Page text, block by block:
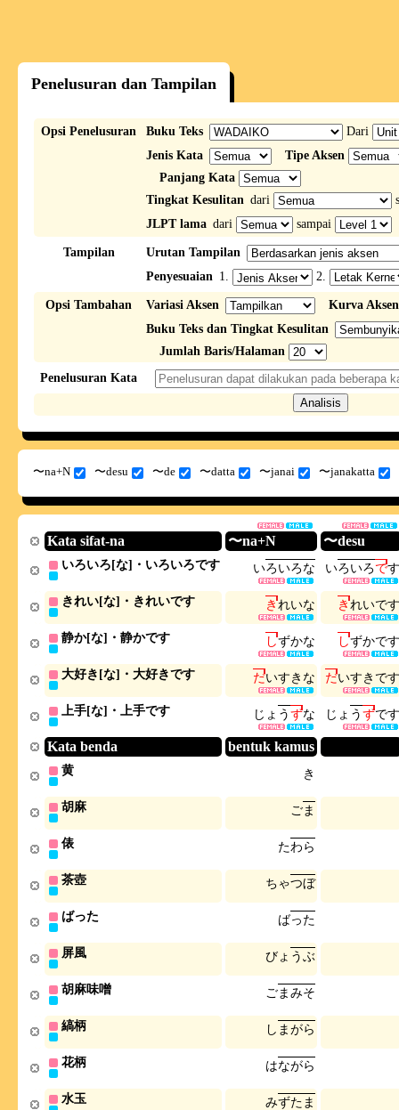
Penelusuran dan Tampilan
Opsi Penelusuran Buku Teks
Dari
Jenis Kata
Tipe Aksen
Panjang Kata
Tingkat Kesulitan dari
JLPT lama dari sampai
Tampilan
Urutan Tampilan
Penyesuaian 1. 2.
Opsi Tambahan Variasi Aksen
Kurva Aksen
Buku Teks dan Tingkat Kesulitan
Jumlah Baris/Halaman
Penelusuran Kata
〜na+N 〜desu 〜de 〜datta 〜janai 〜janakatta
Kata sifat-na 〜na+N 〜desu
いろいろ[な]・いろいろです いろいろな いろいろです
きれい[な]・きれいです きれいな きれいです
静か[な]・静かです しずかな しずかです
大好き[な]・大好きです だいすき な だいすき です
上手[な]・上手です じ ょ うずな じ ょ うずです
Kata benda bentuk kamus
黄 き
胡麻 ごま
俵 たわら
茶壺 ちゃつぼ
ばった ばった
屏風 び ょ うぶ
胡麻味噌 ごまみそ
縞柄 し まがら
花柄 はながら
水玉 みずた ま